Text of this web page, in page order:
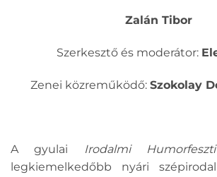
Zalán Tibor
Szerkesztő és moderátor:
Zenei közreműködő: Szokolay
A gyulai Irodalmi
legkiemelkedőbb nyári